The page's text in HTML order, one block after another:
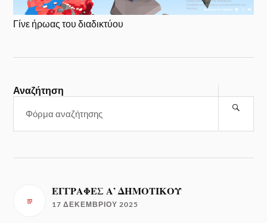
Γίνε ήρωας του διαδικτύου
Αναζήτηση
ΕΓΓΡΑΦΕΣ Α’ ΔΗΜΟΤΙΚΟΥ
17 ΔΕΚΕΜΒΡΊΟΥ 2025